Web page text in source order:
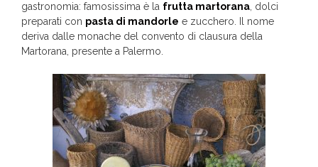
gastronomia: famosissima è la frutta martorana , dolci
preparati con pasta di mandorle e zucchero. Il nome
deriva dalle monache del convento di clausura della
Martorana, presente a Palermo.